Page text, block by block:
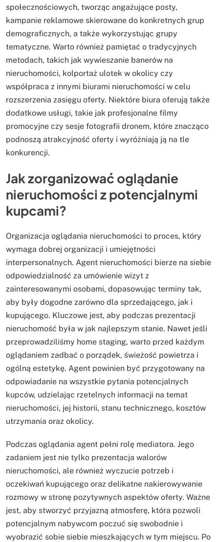
społecznościowych, tworząc angażujące posty,
kampanie reklamowe skierowane do konkretnych grup
demograficznych, a także wykorzystując grupy
tematyczne. Warto również pamiętać o tradycyjnych
metodach, takich jak wywieszanie banerów na
nieruchomości, kolportaż ulotek w okolicy czy
współpraca z innymi biurami nieruchomości w celu
rozszerzenia zasięgu oferty. Niektóre biura oferują także
dodatkowe usługi, takie jak profesjonalne filmy
promocyjne czy sesje fotografii dronem, które znacząco
podnoszą atrakcyjność oferty i wyróżniają ją na tle
konkurencji.
Jak zorganizować oglądanie
nieruchomości z potencjalnymi
kupcami?
Organizacja oglądania nieruchomości to proces, który
wymaga dobrej organizacji i umiejętności
interpersonalnych. Agent nieruchomości bierze na siebie
odpowiedzialność za umówienie wizyt z
zainteresowanymi osobami, dopasowując terminy tak,
aby były dogodne zarówno dla sprzedającego, jak i
kupującego. Kluczowe jest, aby podczas prezentacji
nieruchomość była w jak najlepszym stanie. Nawet jeśli
przeprowadziliśmy home staging, warto przed każdym
oglądaniem zadbać o porządek, świeżość powietrza i
ogólną estetykę. Agent powinien być przygotowany na
odpowiadanie na wszystkie pytania potencjalnych
kupców, udzielając rzetelnych informacji na temat
nieruchomości, jej historii, stanu technicznego, kosztów
utrzymania oraz okolicy.
Podczas oglądania agent pełni rolę mediatora. Jego
zadaniem jest nie tylko prezentacja walorów
nieruchomości, ale również wyczucie potrzeb i
oczekiwań kupującego oraz delikatne nakierowywanie
rozmowy w stronę pozytywnych aspektów oferty. Ważne
jest, aby stworzyć przyjazną atmosferę, która pozwoli
potencjalnym nabywcom poczuć się swobodnie i
wyobrazić sobie siebie mieszkających w tym miejscu. Po